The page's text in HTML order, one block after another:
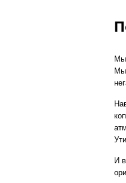
Мы
Мы
И